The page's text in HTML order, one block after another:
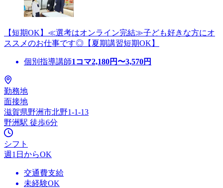
【短期OK】≪選考はオンライン完結≫子ども好きな方にオ
ススメのお仕事です◎【夏期講習短期OK】
個別指導講師1コマ2,180円〜3,570円
勤務地
面接地
滋賀県野洲市北野1-1-13
野洲駅 徒歩6分
シフト
週1日からOK
交通費支給
未経験OK